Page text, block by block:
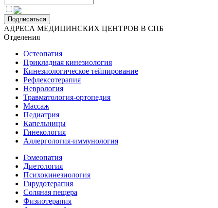
Подписаться
АДРЕСА МЕДИЦИНСКИХ ЦЕНТРОВ В СПБ
Отделения
Остеопатия
Прикладная кинезиология
Кинезиологическое тейпирование
Рефлексотерапия
Неврология
Травматология-ортопедия
Массаж
Педиатрия
Капельницы
Гинекология
Аллергология-иммунология
Гомеопатия
Диетология
Психокинезиология
Гирудотерапия
Соляная пещера
Физиотерапия